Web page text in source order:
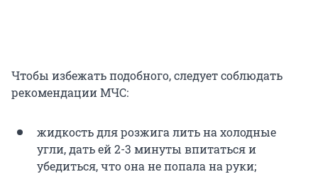
Чтобы избежать подобного, следует соблюдать
рекомендации МЧС:
жидкость для розжига лить на холодные
угли, дать ей 2-3 минуты впитаться и
убедиться, что она не попала на руки;